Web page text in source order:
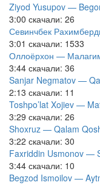
Ziyod Yusupov —
3:00 скачали: 26
Севинчбек
3:01 скачали: 1533
Оллоёрхон —
3:44 скачали: 36
Sanjar Negmatov —
2:13 скачали: 11
Toshpo’lat Xojiev —
3:29 скачали: 26
Shoxruz — Qalam
3:22 скачали: 30
Faxriddin Usmonov —
3:44 скачали: 10
Begzod Ismoilov —